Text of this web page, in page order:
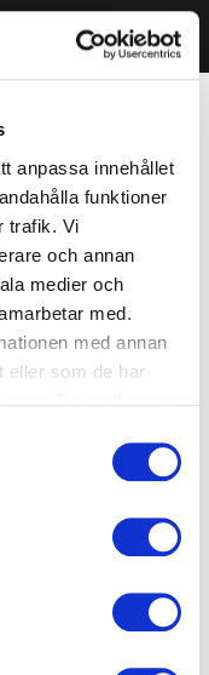
anpassa innehållet
funktioner
trafik. Vi
och annan
medier och
med.
med annan
eller som de har